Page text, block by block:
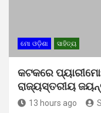
ମୋ ଓଡ଼ିଶା ସାହିତ୍ୟ
କଟକରେ
ରାଜ୍ୟସ୍ତରୀୟ
13 hours ago